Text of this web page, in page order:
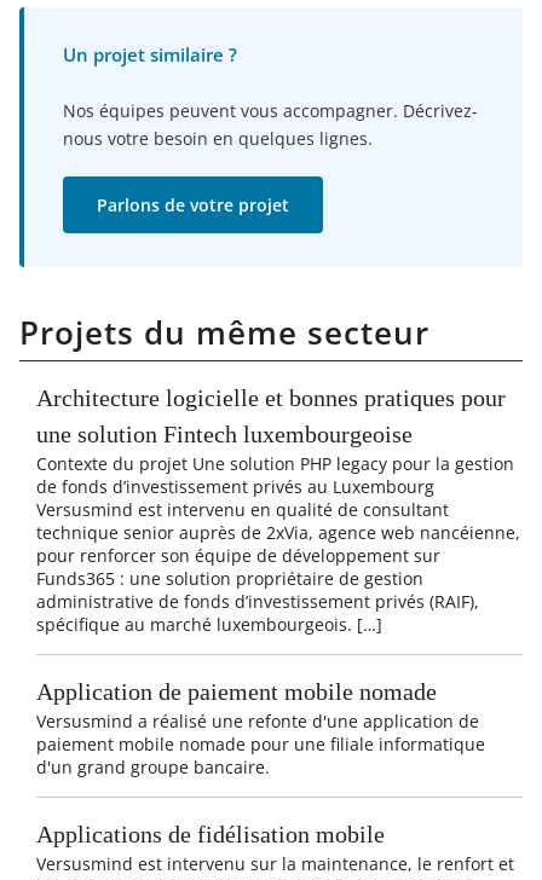
Un projet similaire ?
Nos équipes peuvent vous accompagner. Décrivez-
nous votre besoin en quelques lignes.
Parlons de votre projet
Projets du même secteur
Architecture logicielle et bonnes pratiques pour
une solution Fintech luxembourgeoise
Contexte du projet Une solution PHP legacy pour la gestion
de fonds d’investissement privés au Luxembourg
Versusmind est intervenu en qualité de consultant
technique senior auprès de 2xVia, agence web nancéienne,
pour renforcer son équipe de développement sur
Funds365 : une solution propriétaire de gestion
administrative de fonds d’investissement privés (RAIF),
spécifique au marché luxembourgeois. […]
Application de paiement mobile nomade
Versusmind a réalisé une refonte d'une application de
paiement mobile nomade pour une filiale informatique
d'un grand groupe bancaire.
Applications de fidélisation mobile
Versusmind est intervenu sur la maintenance, le renfort et